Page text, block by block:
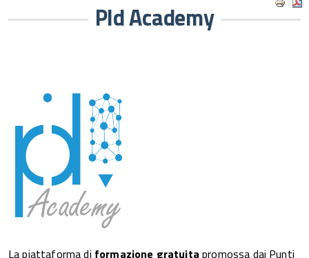
PId Academy
La piattaforma di formazione gratuita promossa dai Punti